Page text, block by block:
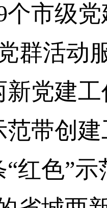
个市级
群活动
党建
带创
“红色”